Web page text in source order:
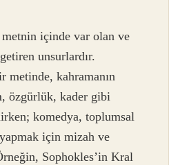
içinde var olan ve
unsurlardır.
metinde, kahramanın
özgürlük, kader gibi
komedya, toplumsal
için mizah ve
Sophokles’in Kral